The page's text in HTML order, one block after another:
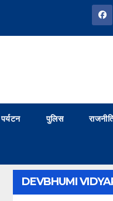
पर्यटन पुलिस
DEVBHUMI